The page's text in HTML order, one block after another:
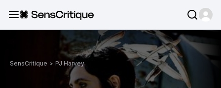
SensCritique > PJ Harvey